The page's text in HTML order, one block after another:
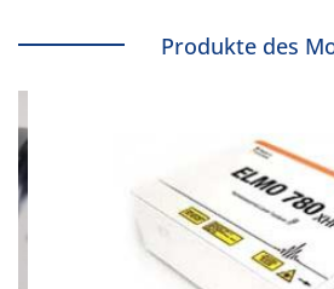
Produkte des